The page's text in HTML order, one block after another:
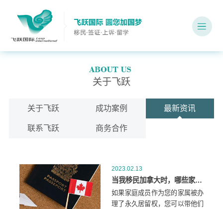
关于飞跃
关于飞跃 成功案例 最新资讯
联系飞跃 商务合作
2023.02.13
当我移民加拿大时，哪些家庭成员可以和我一起去？
如果家庭成员作为您的家属被办
理了永久居留权，您可以带他们